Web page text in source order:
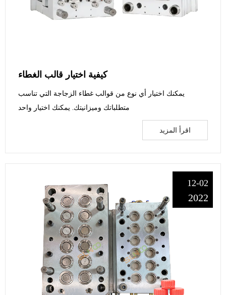
كيفية اختيار قالب الغطاء
يمكنك اختيار أي نوع من قوالب غطاء الزجاجة التي تناسب
متطلباتك وميزانيتك. يمكنك اختيار واحد
اقرأ المزيد
12-02
2022